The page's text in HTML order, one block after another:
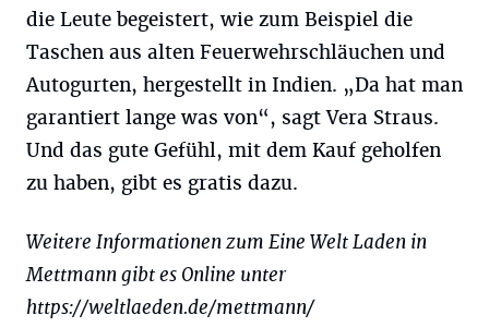
die Leute begeistert, wie zum Beispiel die
Taschen aus alten Feuerwehrschläuchen und
Autogurten, hergestellt in Indien. „Da hat man
garantiert lange was von“, sagt Vera Straus.
Und das gute Gefühl, mit dem Kauf geholfen
zu haben, gibt es gratis dazu.
Weitere Informationen zum Eine Welt Laden in
Mettmann gibt es Online unter
https://weltlaeden.de/mettmann/